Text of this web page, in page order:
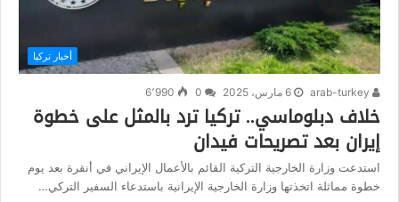
أخبار تركيا
6 مارس، 2025 6٬990
خلاف دبلوماسي.. تركيا ترد بالمثل على خطوة
إيران بعد تصريحات فيدان
استدعت وزارة الخارجية التركية القائم بالأعمال الإيراني في أنقرة بعد يوم
خطوة مماثلة اتخذتها وزارة الخارجية الإيرانية باستدعاء السفير التركي…